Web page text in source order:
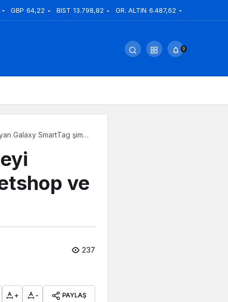
GBP 64,22 BIST 13.798,82 GR. ALTIN 6.487,62
0
Galaxy SmartTag şimdi
ve
237
+ - PAYLAŞ